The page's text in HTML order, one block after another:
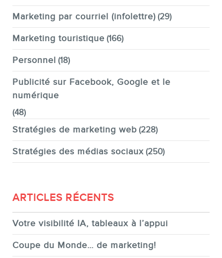
Marketing par courriel (infolettre) (29)
Marketing touristique (166)
Personnel (18)
Publicité sur Facebook, Google et le
numérique
(48)
Stratégies de marketing web (228)
Stratégies des médias sociaux (250)
ARTICLES RÉCENTS
Votre visibilité IA, tableaux à l’appui
Coupe du Monde… de marketing!